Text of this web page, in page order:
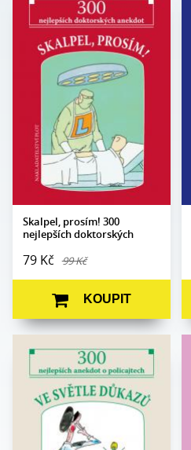
Skalpel, prosím! 300
nejlepších doktorských
79 Kč 99 Kč
Edice:
Kabaret
Počet stran:
80
Formát:
105 x 140
V8a (pevná)
Ilustrace Miroslav
Barták
vydání:
16. 6. 2021
KOUPIT
Edice:
Kabaret
Počet
stran:
80
105 x 140
V8a (pevná)